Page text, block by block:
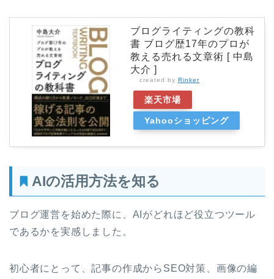
ブログライティングの教科
書 ブログ歴17年のプロが
教える売れる文章術 [ 中島
大介 ]
created by Rinker
楽天市場
Yahooショッピング
AIの活用方法を知る
ブログ運営を始めた際に、AIがどれほど役立つツール
であるかを実感しました。
初心者にとって、記事の作成からSEO対策、画像の編